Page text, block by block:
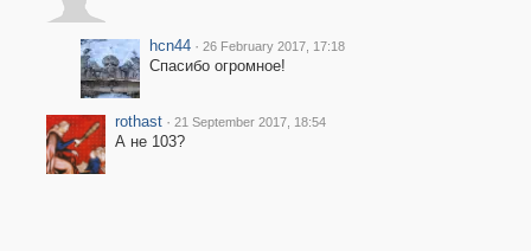
hcn44 · 26 February 2017, 17:18
Спасибо огромное!
rothast · 21 September 2017, 18:54
А не 103?